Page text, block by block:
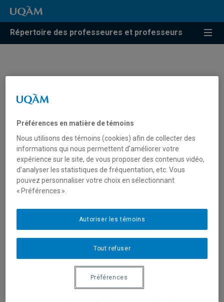
Répertoire des professeures et professeurs
Préférences en matière de témoins
Nous utilisons des témoins (cookies) afin de collecter des
informations qui nous permettent d’améliorer votre
expérience sur le site, de vous proposer des contenus vidéo,
d’analyser les statistiques de fréquentation, etc. Vous
pouvez personnaliser votre choix en sélectionnant
« Préférences ».
Tout refuser
Autoriser les témoins
Préférences